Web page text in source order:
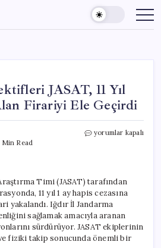
JASAT, 11 Yıl
Firariyi Ele Geçirdi
Min Read
Jandarma
Hapis
Cezası
Alan
Firariyi
Ele
Geçirdi
için
yorumlar kapalı
Timi (JASAT) tarafından
11 yıl 1 ay hapis cezasına
yakalandı. Iğdır İl Jandarma
sağlamak amacıyla aranan
sürdürüyor. JASAT ekiplerinin
fiziki takip sonucunda önemli bir